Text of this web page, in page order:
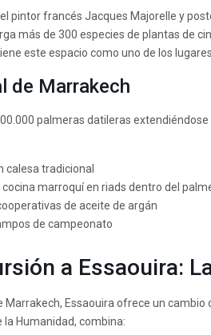
pintor francés Jacques Majorelle y
más de 300 especies de plantas de
este espacio como uno de los
de Marrakech
palmeras datileras
calesa tradicional
cocina marroquí en riads dentro del
de aceite de argán
de campeonato
a Essaouira:
Marrakech, Essaouira ofrece un
la Humanidad, combina: